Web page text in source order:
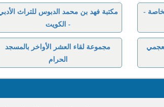
مكتبة فهد بن محمد الدبوس للتراث
- الكويت
-
مجموعة لقاء العشر الأواخر بالمسجد
الحرام